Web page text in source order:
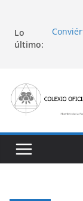
contenido
Lo
último:
San